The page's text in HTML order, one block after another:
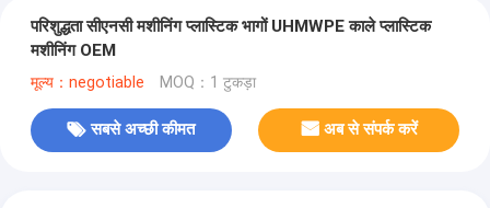
परिशुद्धता सीएनसी मशीनिंग प्लास्टिक भागों UHMWPE काले प्लास्टिक
मशीनिंग OEM
मूल्य：negotiable MOQ：1 टुकड़ा
सबसे अच्छी कीमत अब से संपर्क करें